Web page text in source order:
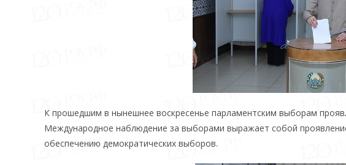
К прошедшим в нынешнее воскресенье парламентским выборам
Международное наблюдение за выборами выражает собой
обеспечению демократических выборов.